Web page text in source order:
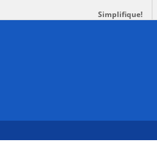
Simplifique!